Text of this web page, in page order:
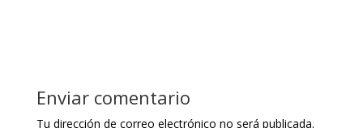
Enviar comentario
Tu dirección de correo electrónico no será publicada.